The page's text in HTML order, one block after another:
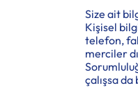
Size ait
Kişisel
telefon,
merciler
çalışsa